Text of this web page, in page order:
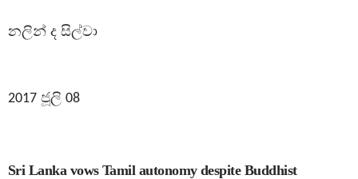
නලින් ද සිල්වා
2017 ජූලි 08
Sri Lanka vows Tamil autonomy despite Buddhist